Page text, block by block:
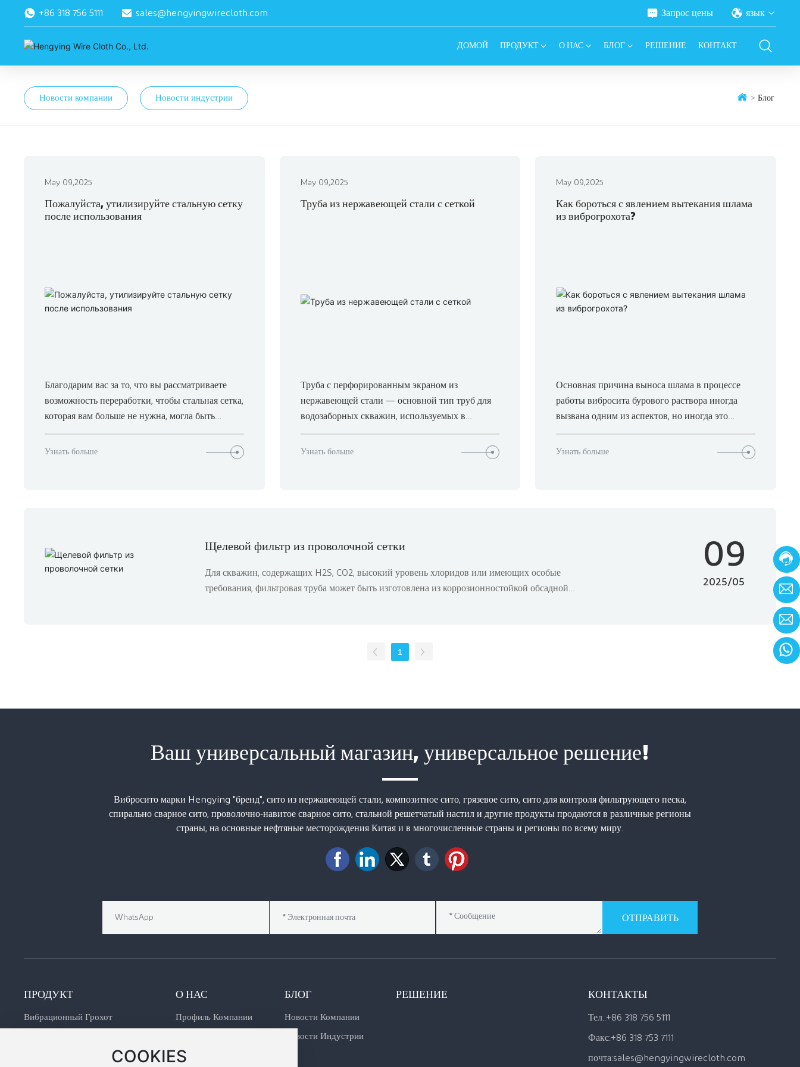
+86 318 756 5111 sales@hengyingwirecloth.com Запрос цены язык
ДОМОЙ ПРОДУКТ О НАС БЛОГ РЕШЕНИЕ КОНТАКТ
Новости компании Новости индустрии Блог
May 09,2025
Пожалуйста, утилизируйте стальную сетку
после использования
Благодарим вас за то, что вы рассматриваете
возможность переработки, чтобы стальная сетка,
которая вам больше не нужна, могла быть
использована повторно.
Узнать больше
May 09,2025
Труба из нержавеющей стали с сеткой
Труба с перфорированным экраном из
нержавеющей стали — основной тип труб для
водозаборных скважин, используемых в
водозаборной отрасли. Она сваривается из
проволоки V-образной формы и опорного
и не требует технического обслуживания.
Узнать больше
May 09,2025
Как бороться с явлением вытекания шлама
из виброгрохота?
Основная причина выноса шлама в процессе
работы вибросита бурового раствора иногда
вызвана одним из аспектов, но иногда это
вызвано многофакторным сбоем, поэтому мы
надеемся, что пользователи смогут
Узнать больше
Щелевой фильтр из проволочной сетки
Для скважин, содержащих H2S, CO2, высокий уровень хлоридов или имеющих особые
требования, фильтровая труба может быть изготовлена из коррозионностойкой обсадной
09
2025/05
1
Ваш универсальный магазин, универсальное решение!
Вибросито марки Hengying "бренд", сито из нержавеющей стали, композитное сито, грязевое сито, сито для контроля фильтрующего песка,
спирально сварное сито, проволочно-навитое сварное сито, стальной решетчатый настил и другие продукты продаются в различные регионы
страны, на основные нефтяные месторождения Китая и в многочисленные страны и регионы по всему миру.
ОТПРАВИТЬ
ПРОДУКТ
Вибрационный Грохот
Экран Управления Песком
О НАС
Профиль Компании
Выставка
БЛОГ
Новости Компании
Новости Индустрии
РЕШЕНИЕ КОНТАКТЫ
Тел.:+86 318 756 5111
Факс:+86 318 753 7111
почта:sales@hengyingwirecloth.com
COOKIES